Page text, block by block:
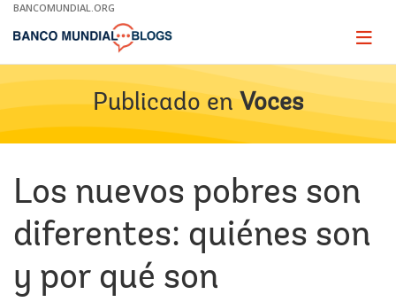
Skip
Main
BANCOMUNDIAL.ORG
Page
Publicado en Voces
Los nuevos pobres son
diferentes: quiénes son
y por qué son